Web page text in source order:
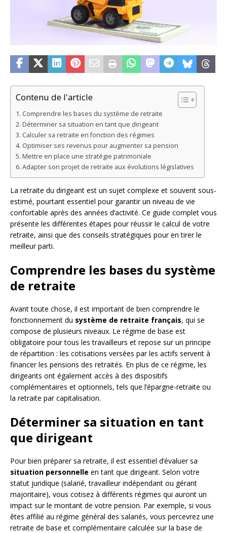
Contenu de l'article
Comprendre les bases du système de retraite
Déterminer sa situation en tant que dirigeant
Calculer sa retraite en fonction des régimes
Optimiser ses revenus pour augmenter sa pension
Mettre en place une stratégie patrimoniale
Adapter son projet de retraite aux évolutions législatives
La retraite du dirigeant est un sujet complexe et souvent sous-
estimé, pourtant essentiel pour garantir un niveau de vie
confortable après des années d’activité. Ce guide complet vous
présente les différentes étapes pour réussir le calcul de votre
retraite, ainsi que des conseils stratégiques pour en tirer le
meilleur parti.
Comprendre les bases du système
de retraite
Avant toute chose, il est important de bien comprendre le
fonctionnement du système de retraite français, qui se
compose de plusieurs niveaux. Le régime de base est
obligatoire pour tous les travailleurs et repose sur un principe
de répartition : les cotisations versées par les actifs servent à
financer les pensions des retraités. En plus de ce régime, les
dirigeants ont également accès à des dispositifs
complémentaires et optionnels, tels que l’épargne-retraite ou
la retraite par capitalisation.
Déterminer sa situation en tant
que dirigeant
Pour bien préparer sa retraite, il est essentiel d’évaluer sa
situation personnelle en tant que dirigeant. Selon votre
statut juridique (salarié, travailleur indépendant ou gérant
majoritaire), vous cotisez à différents régimes qui auront un
impact sur le montant de votre pension. Par exemple, si vous
êtes affilié au régime général des salariés, vous percevrez une
retraite de base et complémentaire calculée sur la base de